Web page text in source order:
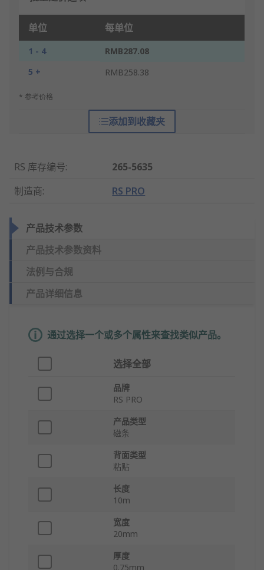
单位 每单位
1 - 4
RMB287.08
5 +
RMB258.38
* 参考价格
添加到收藏夹
RS 库存编号:
265-5635
制造商: RS PRO
产品技术参数
产品技术参数资料
法例与合规
产品详细信息
通过选择一个或多个属性来查找类似产品。
选择全部
品牌
RS PRO
产品类型
磁条
背面类型
粘贴
长度
10m
宽度
20mm
厚度
0.75mm